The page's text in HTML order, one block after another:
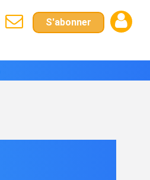
S'abonner